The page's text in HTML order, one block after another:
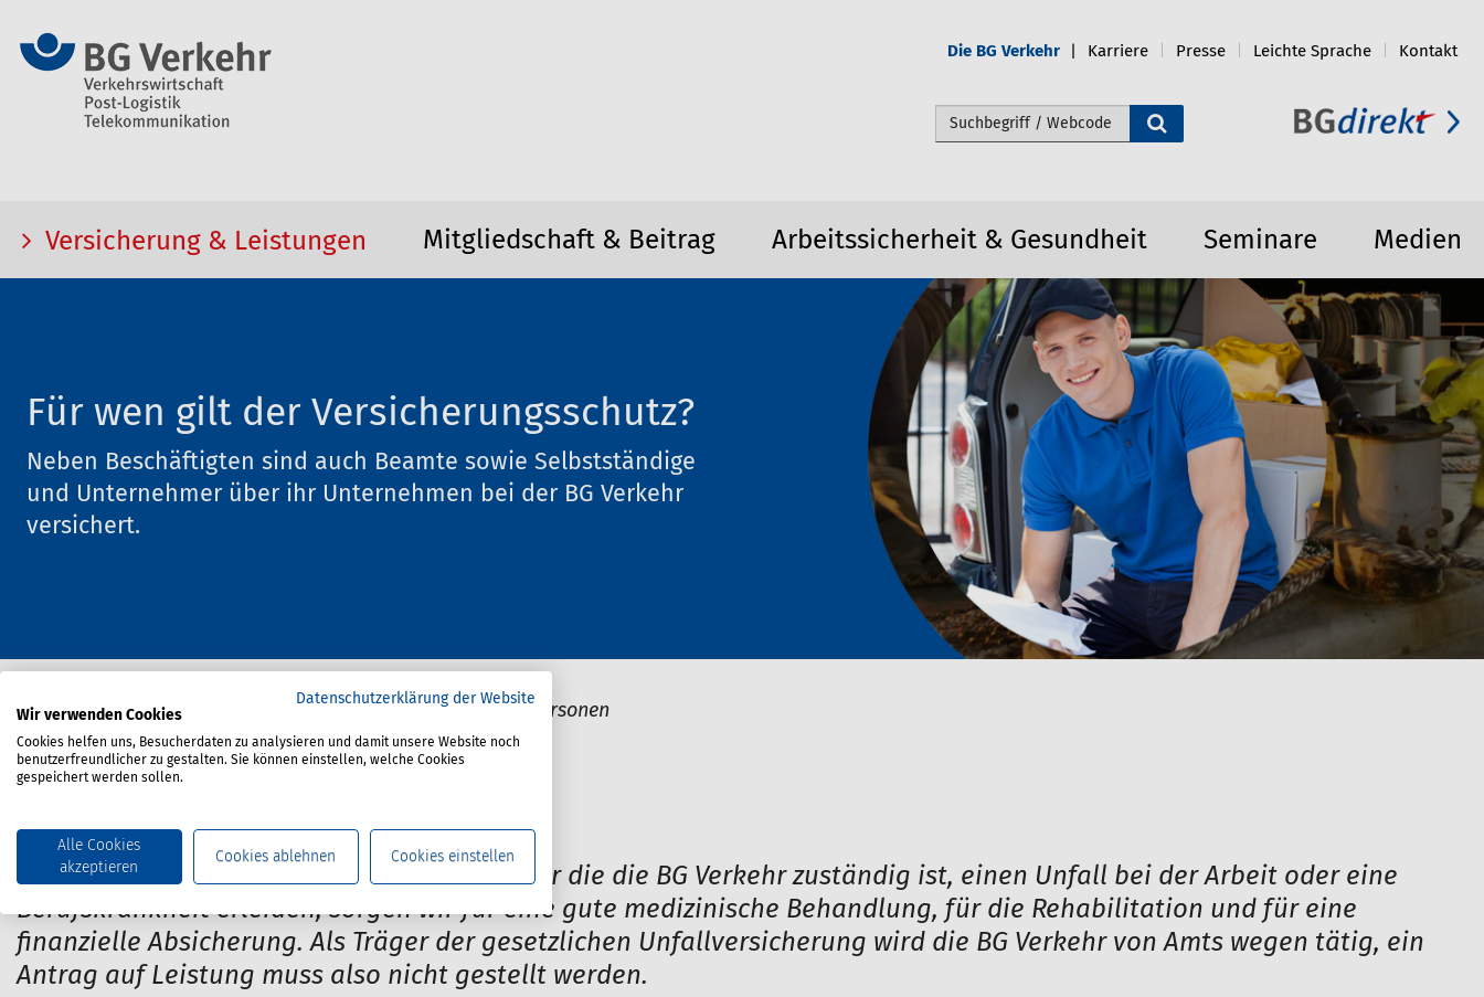
Die BG Verkehr Karriere Presse Leichte Sprache Kontakt
Webseite durchsuchen
Versicherung & Leistungen Mitgliedschaft & Beitrag Arbeitssicherheit & Gesundheit Seminare Medien
Für wen gilt der Versicherungsschutz?
Neben Beschäftigten sind auch Beamte sowie Selbstständige
und Unternehmer über ihr Unternehmen bei der BG Verkehr
versichert.
S
i
e
i
e
r
Startseite Versicherung & Leistungen Versicherte Personen
Wenn Beschäftigte in ihren Unternehmen, für die die BG Verkehr zuständig ist, einen Unfall bei der Arbeit oder eine
Berufskrankheit erleiden, sorgen wir für eine gute medizinische Behandlung, für die Rehabilitation und für eine
finanzielle Absicherung. Als Träger der gesetzlichen Unfallversicherung wird die BG Verkehr von Amts wegen tätig, ein
Antrag auf Leistung muss also nicht gestellt werden.
Datenschutzerklärung der Website
Wir verwenden Cookies
Cookies helfen uns, Besucherdaten zu analysieren und damit unsere Website noch
benutzerfreundlicher zu gestalten. Sie können einstellen, welche Cookies
gespeichert werden sollen.
Alle Cookies
akzeptieren
Cookies ablehnen Cookies einstellen